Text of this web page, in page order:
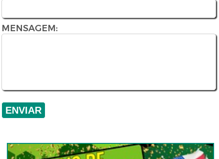
MENSAGEM: